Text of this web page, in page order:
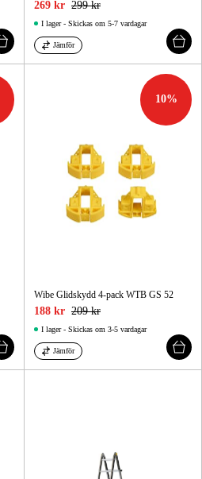
269 kr 299 kr
I lager - Skickas om 5-7 vardagar
Jämför
10%
Wibe Glidskydd 4-pack WTB GS 52
188 kr 209 kr
I lager - Skickas om 3-5 vardagar
Jämför